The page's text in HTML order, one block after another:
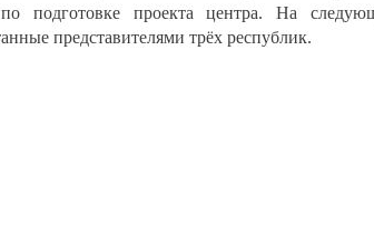
по подготовке проекта центра. На
представителями трёх республик.